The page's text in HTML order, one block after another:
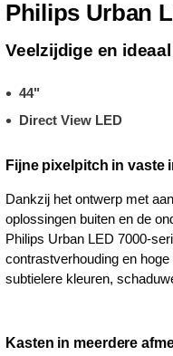
Philips Urban
Veelzijdige en
44"
Direct View LED
Fijne pixelpitch in vaste
Dankzij het ontwerp met
oplossingen buiten en de
Philips Urban LED 7000-
contrastverhouding en
subtielere kleuren,
Kasten in meerdere